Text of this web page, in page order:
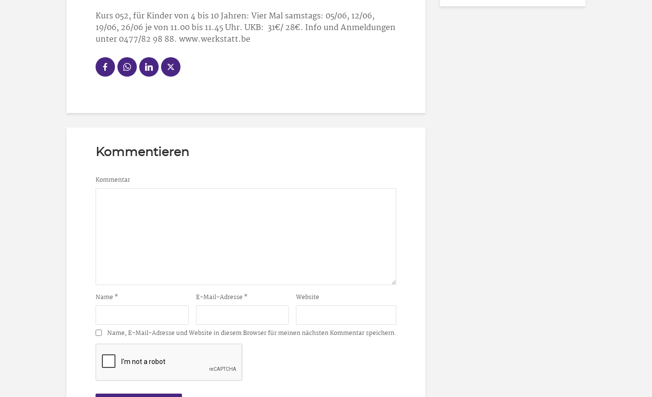
Kurs 052, für Kinder von 4 bis 10 Jahren: Vier Mal samstags: 05/06, 12/06,
19/06, 26/06 je von 11.00 bis 11.45 Uhr. UKB: 31€/ 28€. Info und Anmeldungen
unter 0477/82 98 88. www.werkstatt.be
Kommentieren
Kommentar
Name * E-Mail-Adresse * Website
Name, E-Mail-Adresse und Website in diesem Browser für meinen nächsten Kommentar speichern.